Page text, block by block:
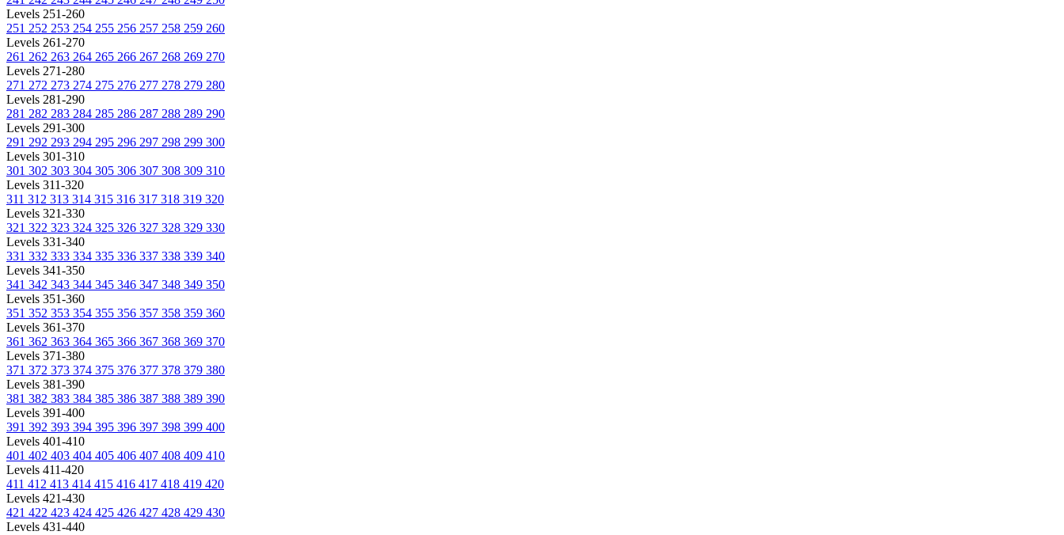
Levels 251-260
251 252 253 254 255 256 257 258 259 260
Levels 261-270
261 262 263 264 265 266 267 268 269 270
Levels 271-280
271 272 273 274 275 276 277 278 279 280
Levels 281-290
281 282 283 284 285 286 287 288 289 290
Levels 291-300
291 292 293 294 295 296 297 298 299 300
Levels 301-310
301 302 303 304 305 306 307 308 309 310
Levels 311-320
311 312 313 314 315 316 317 318 319 320
Levels 321-330
321 322 323 324 325 326 327 328 329 330
Levels 331-340
331 332 333 334 335 336 337 338 339 340
Levels 341-350
341 342 343 344 345 346 347 348 349 350
Levels 351-360
351 352 353 354 355 356 357 358 359 360
Levels 361-370
361 362 363 364 365 366 367 368 369 370
Levels 371-380
371 372 373 374 375 376 377 378 379 380
Levels 381-390
381 382 383 384 385 386 387 388 389 390
Levels 391-400
391 392 393 394 395 396 397 398 399 400
Levels 401-410
401 402 403 404 405 406 407 408 409 410
Levels 411-420
411 412 413 414 415 416 417 418 419 420
Levels 421-430
421 422 423 424 425 426 427 428 429 430
Levels 431-440